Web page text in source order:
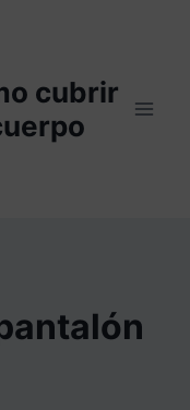
cubrir